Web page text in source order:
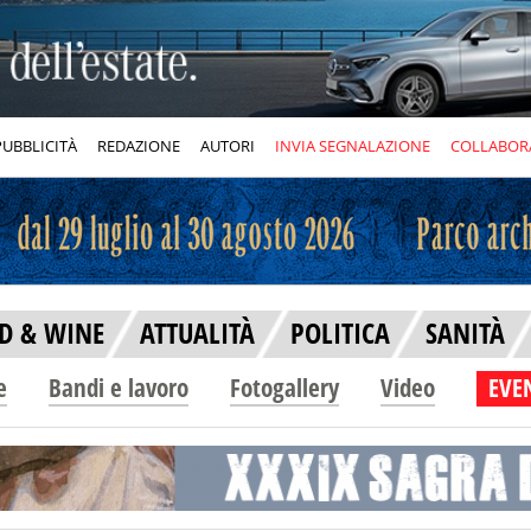
REDAZIONE AUTORI INVIA SEGNALAZIONE
& WINE ATTUALITÀ POLITICA SANITÀ
Bandi e lavoro Fotogallery Video